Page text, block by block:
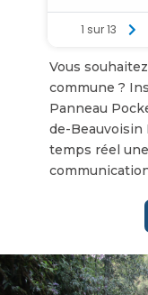
Vous
commune ?
Panneau
de-Beauvoisin
temps réel